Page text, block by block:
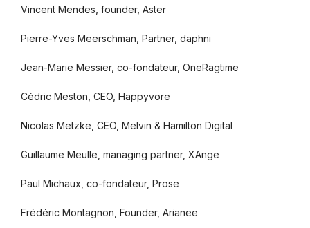
Vincent Mendes, founder, Aster
Pierre-Yves Meerschman, Partner, daphni
Jean-Marie Messier, co-fondateur, OneRagtime
Cédric Meston, CEO, Happyvore
Nicolas Metzke, CEO, Melvin & Hamilton Digital
Guillaume Meulle, managing partner, XAnge
Paul Michaux, co-fondateur, Prose
Frédéric Montagnon, Founder, Arianee